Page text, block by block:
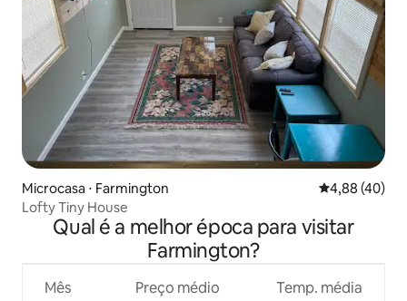
Microcasa ⋅ Farmington 4,88 de uma
4,88 (40)
Lofty Tiny House
Qual é a melhor época para visitar
Farmington?
Mês Preço médio Temp. média